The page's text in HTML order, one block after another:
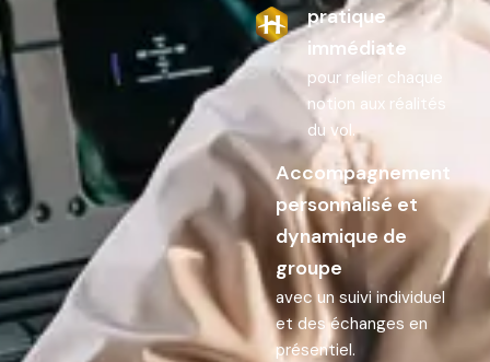
pratique
immédiate
pour relier chaque
notion aux réalités
du vol.
Accompagnement
personnalisé et
dynamique de
groupe
avec un suivi individuel
et des échanges en
présentiel.